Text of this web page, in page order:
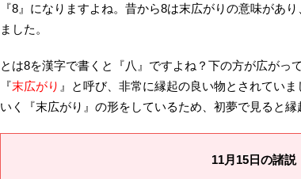
『8』になりますよね。昔から8は末広がりの意味があ
ました。
とは8を漢字で書くと『八』ですよね？下の方が広がっ
『末広がり 』と呼び、非常に縁起の良い物とされてい
いく『末広がり』の形をしているため、初夢で見ると縁
11月15日の諸説